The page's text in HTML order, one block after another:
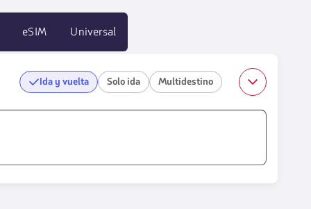
eSIM Universal
Ida y vuelta Solo ida Multidestino